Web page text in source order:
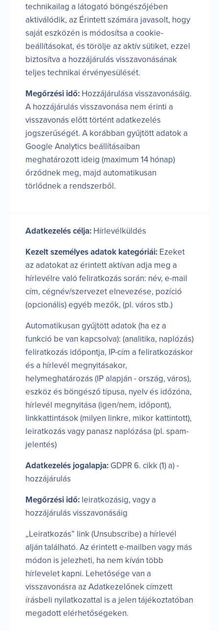
technikailag a látogató böngészőjében
aktiválódik, az Érintett számára javasolt, hogy
saját eszközén is módosítsa a cookie-
beállításokat, és törölje az aktív sütiket, ezzel
biztosítva a hozzájárulás visszavonásának
teljes technikai érvényesülését.
Megőrzési idő: Hozzájárulása visszavonásáig.
A hozzájárulás visszavonása nem érinti a
visszavonás előtt történt adatkezelés
jogszerűségét. A korábban gyűjtött adatok a
Google Analytics beállításaiban
meghatározott ideig (maximum 14 hónap)
őrződnek meg, majd automatikusan
törlődnek a rendszerből.
Adatkezelés célja: Hírlevélküldés
Kezelt személyes adatok kategóriái: Ezeket
az adatokat az érintett aktívan adja meg a
hírlevélre való feliratkozás során: név, e-mail
cím, cégnév/szervezet elnevezése, pozíció
(opcionális) egyéb mezők, (pl. város stb.)
Automatikusan gyűjtött adatok (ha ez a
funkció be van kapcsolva): (analitika, naplózás)
feliratkozás időpontja, IP-cím a feliratkozáskor
és a hírlevél megnyitásakor,
helymeghatározás (IP alapján - ország, város),
eszköz és böngésző típusa, nyelv és időzóna,
hírlevél megnyitása (igen/nem, időpont),
linkkattintások (milyen linkre, mikor kattintott),
leiratkozás vagy panasz naplózása (pl. spam-
jelentés)
Adatkezelés jogalapja: GDPR 6. cikk (1) a) -
hozzájárulás
Megőrzési idő: leiratkozásig, vagy a
hozzájárulás visszavonásáig
„Leiratkozás” link (Unsubscribe) a hírlevél
alján található. Az érintett e-mailben vagy más
módon is jelezheti, ha nem kíván több
hírlevelet kapni. Lehetősége van a
visszavonásra az Adatkezelőnek címzett
írásbeli nyilatkozattal is a jelen tájékoztatóban
megadott elérhetőségeken.